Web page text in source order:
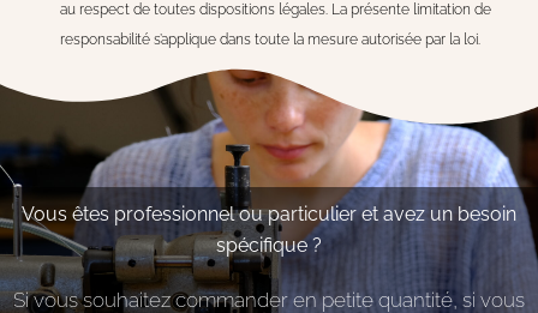
au respect de toutes dispositions légales. La présente limitation de
responsabilité s’applique dans toute la mesure autorisée par la loi.
Vous êtes professionnel ou particulier et avez un besoin
spécifique ?
Si vous souhaitez commander en petite quantité, si vous